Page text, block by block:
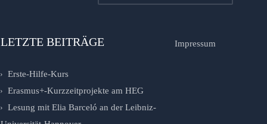
LETZTE BEITRÄGE
Erste-Hilfe-Kurs
Erasmus+-Kurzzeitprojekte am HEG
Lesung mit Elia Barceló an der Leibniz-
Impressum